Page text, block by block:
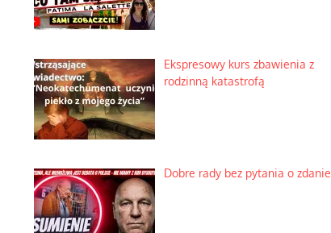
Ekspresowy kurs zbawienia z
rodzinną katastrofą
Dobre rady bez pytania o zdanie